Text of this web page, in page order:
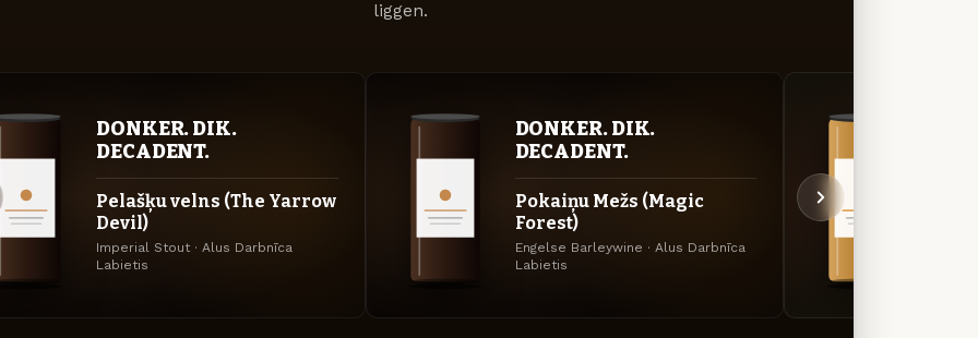
liggen.
DONKER. DIK.
DECADENT.
Pelašķu velns (The Yarrow
Devil)
Imperial Stout · Alus Darbnīca
Labietis
DONKER. DIK.
DECADENT.
Pokaiņu Mežs (Magic
Forest)
Engelse Barleywine · Alus Darbnīca
Labietis